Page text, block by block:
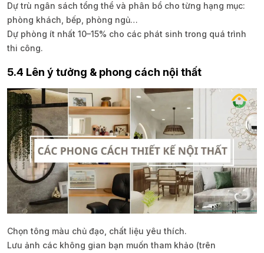
Dự trù ngân sách tổng thể và phân bổ cho từng hạng mục:
phòng khách, bếp, phòng ngủ…
Dự phòng ít nhất 10–15% cho các phát sinh trong quá trình
thi công.
5.4 Lên ý tưởng & phong cách nội thất
Chọn tông màu chủ đạo, chất liệu yêu thích.
Lưu ảnh các không gian bạn muốn tham khảo (trên